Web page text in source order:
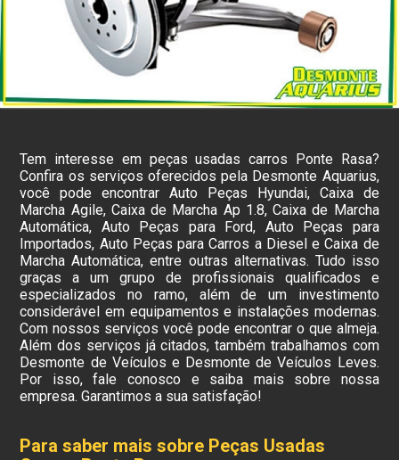
Tem interesse em peças usadas carros Ponte Rasa?
Confira os serviços oferecidos pela Desmonte Aquarius,
você pode encontrar Auto Peças Hyundai, Caixa de
Marcha Agile, Caixa de Marcha Ap 1.8, Caixa de Marcha
Automática, Auto Peças para Ford, Auto Peças para
Importados, Auto Peças para Carros a Diesel e Caixa de
Marcha Automática, entre outras alternativas. Tudo isso
graças a um grupo de profissionais qualificados e
especializados no ramo, além de um investimento
considerável em equipamentos e instalações modernas.
Com nossos serviços você pode encontrar o que almeja.
Além dos serviços já citados, também trabalhamos com
Desmonte de Veículos e Desmonte de Veículos Leves.
Por isso, fale conosco e saiba mais sobre nossa
empresa. Garantimos a sua satisfação!
Para saber mais sobre Peças Usadas